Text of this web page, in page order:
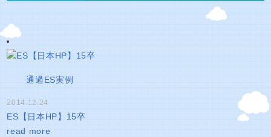
通過ES実例
2014.12.24
ES【日本HP】15卒
read more